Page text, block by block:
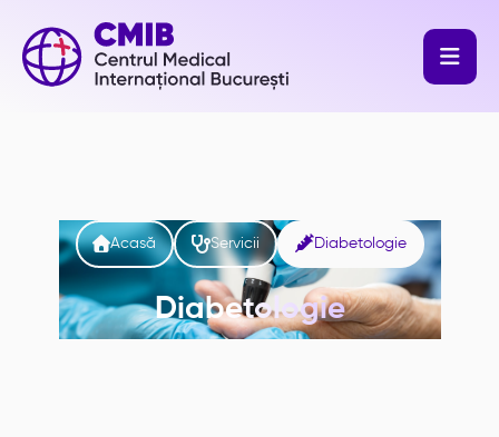

Acasă Servicii Diabetologie
Diabetologie